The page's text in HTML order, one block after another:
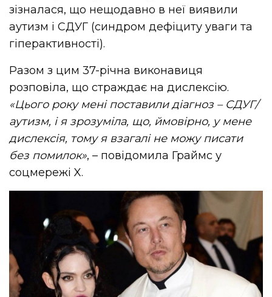
зізналася, що нещодавно в неї виявили
аутизм і СДУГ (синдром дефіциту уваги та
гіперактивності).
Разом з цим 37-річна виконавиця
розповіла, що страждає на дислексію.
«Цього року мені поставили діагноз – СДУГ/
аутизм, і я зрозуміла, що, ймовірно, у мене
дислексія, тому я взагалі не можу писати
без помилок», – повідомила Граймс у
соцмережі X.